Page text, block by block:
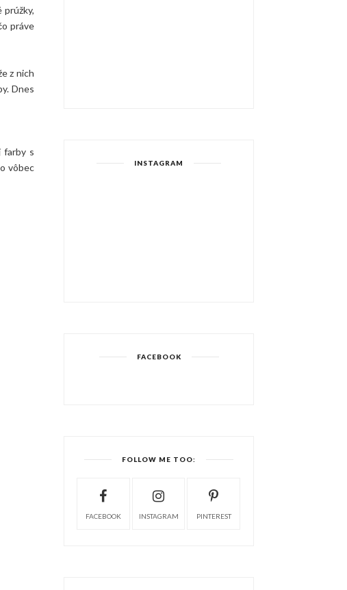
prúžky,
práve
z nich
Dnes
farby s
vôbec
INSTAGRAM
FACEBOOK
FOLLOW ME TOO:
FACEBOOK INSTAGRAM PINTEREST